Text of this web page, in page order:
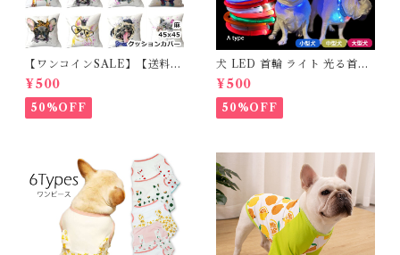
【ワンコインSALE】【送料無
料】KM503G クッションカバ
ー フレンチブルドッグ クリー
ム フレブル
¥500
50%OFF
犬 LED 首輪 ライト 光る首輪
USB充電 生活防水 長さ調整可
能 首輪 犬用 ペット カラー ペ
ット用品 軽量 ドッグ用品 フレ
ンチブルドック 大型犬 中型犬
¥500
50%OFF